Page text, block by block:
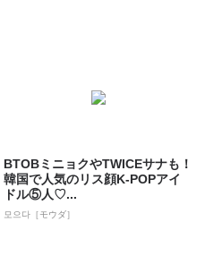
BTOBミニョクやTWICEサナも！
韓国で人気のリス顔K-POPアイ
ドル⑤人♡...
모으다［モウダ］